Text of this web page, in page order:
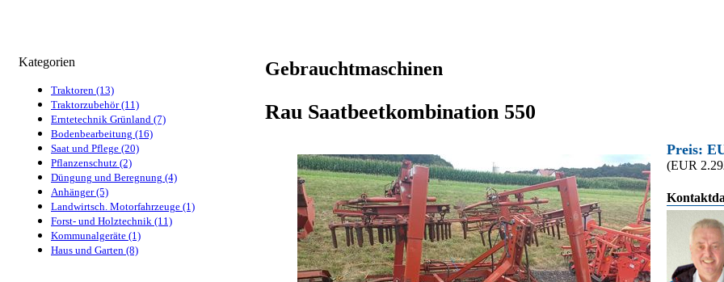
Kategorien
Traktoren (13)
Traktorzubehör (11)
Erntetechnik Grünland (7)
Bodenbearbeitung (16)
Saat und Pflege (20)
Pflanzenschutz (2)
Düngung und Beregnung (4)
Anhänger (5)
Landwirtsch. Motorfahrzeuge (1)
Forst- und Holztechnik (11)
Kommunalgeräte (1)
Haus und Garten (8)
Gebrauchtmaschinen
Rau Saatbeetkombination 550
Preis:
(EUR